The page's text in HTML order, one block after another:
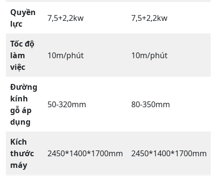
Quyền
lực
7,5+2,2kw 7,5+2,2kw
Tốc độ
làm
việc
10m/phút 10m/phút
Đường
kính
gỗ áp
dụng
50-320mm 80-350mm
Kích
thước
máy
2450*1400*1700mm 2450*1400*1700mm